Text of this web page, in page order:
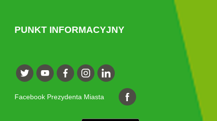
PUNKT INFORMACYJNY
Facebook Prezydenta Miasta